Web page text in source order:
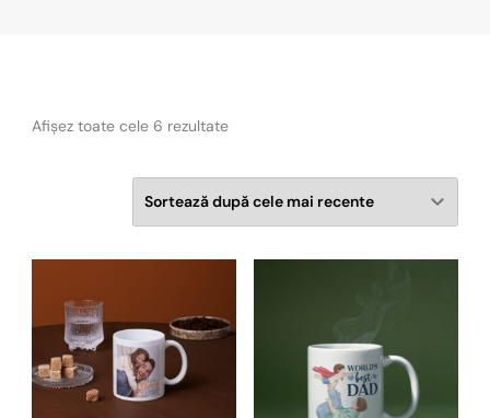
Afișez toate cele 6 rezultateSortat
cele
mai
recente